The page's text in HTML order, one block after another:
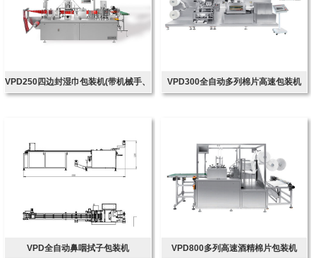
VPD250四边封湿巾包装机(带机械手、 VPD300全自动多列棉片高速包装机
VPD全自动鼻咽拭子包装机 VPD800多列高速酒精棉片包装机